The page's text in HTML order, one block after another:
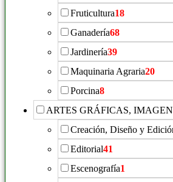
Fruticultura18
Ganadería68
Jardinería39
Maquinaria Agraria20
Porcina8
ARTES GRÁFICAS,
Creación, Diseño y
Editorial41
Escenografía1